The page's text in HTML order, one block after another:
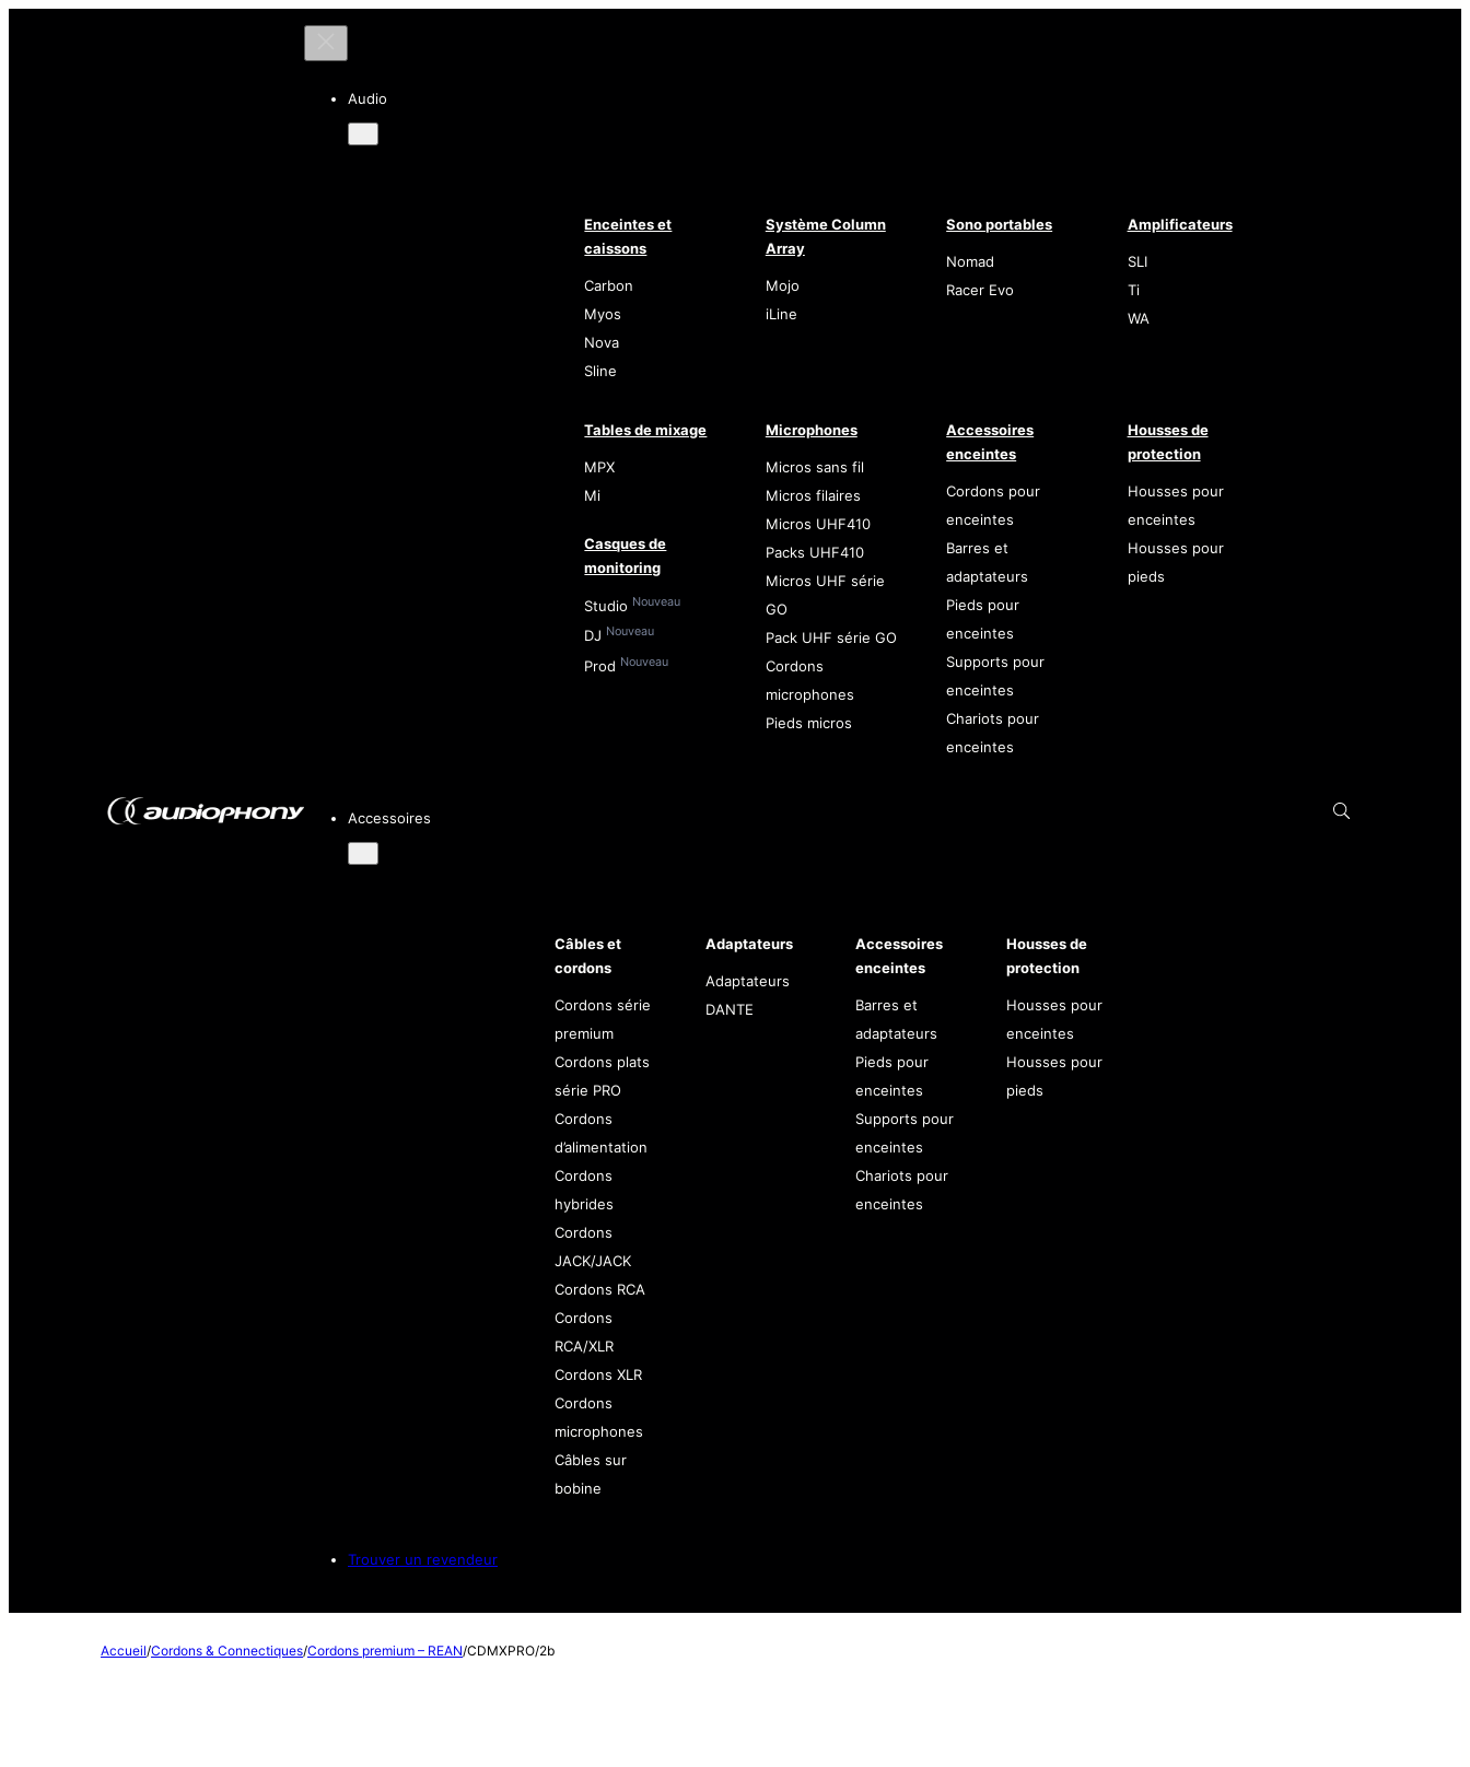
Audio
Enceintes et
caissons
Carbon
Myos
Nova
Sline
Système Column
Array
Mojo
iLine
Sono portables
Nomad
Racer Evo
Amplificateurs
SLI
Ti
WA
Tables de mixage
MPX
Mi
Casques de
monitoring
Studio Nouveau
DJ Nouveau
Prod Nouveau
Microphones
Micros sans fil
Micros filaires
Micros UHF410
Packs UHF410
Micros UHF série
GO
Pack UHF série GO
Cordons
microphones
Pieds micros
Accessoires
enceintes
Cordons pour
enceintes
Barres et
adaptateurs
Pieds pour
enceintes
Supports pour
enceintes
Chariots pour
enceintes
Housses de
protection
Housses pour
enceintes
Housses pour
pieds
Accessoires
Câbles et
cordons
Cordons série
premium
Cordons plats
série PRO
Cordons
d’alimentation
Cordons
hybrides
Cordons
JACK/JACK
Cordons RCA
Cordons
RCA/XLR
Cordons XLR
Cordons
microphones
Câbles sur
bobine
Adaptateurs
Adaptateurs
DANTE
Accessoires
enceintes
Barres et
adaptateurs
Pieds pour
enceintes
Supports pour
enceintes
Chariots pour
enceintes
Housses de
protection
Housses pour
enceintes
Housses pour
pieds
Trouver un revendeur
Accueil/Cordons & Connectiques/Cordons premium – REAN/CDMXPRO/2b